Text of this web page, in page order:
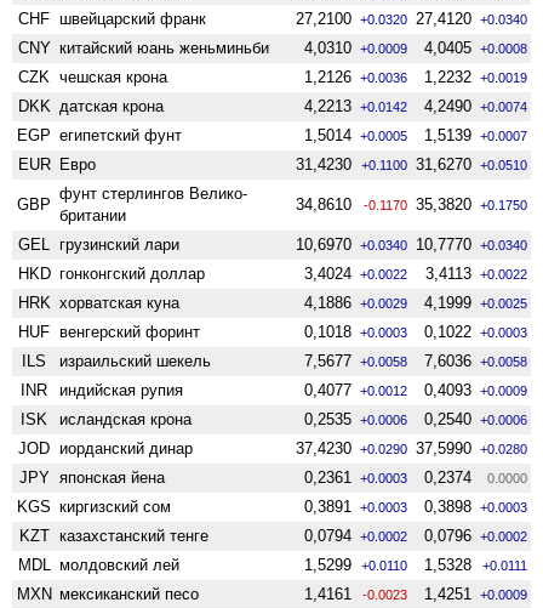
CHF швейцарский франк 27,2100 +0.0320 27,4120 +0.0340
CNY китайский юань женьминьби 4,0310 +0.0009 4,0405 +0.0008
CZK чешская крона 1,2126 +0.0036 1,2232 +0.0019
DKK датская крона 4,2213 +0.0142 4,2490 +0.0074
EGP египетский фунт 1,5014 +0.0005 1,5139 +0.0007
EUR Евро 31,4230 +0.1100 31,6270 +0.0510
GBP
фунт стерлингов Велико­
британии
34,8610 -0.1170 35,3820 +0.1750
GEL грузинский лари 10,6970 +0.0340 10,7770 +0.0340
HKD гонконгский доллар 3,4024 +0.0022 3,4113 +0.0022
HRK хорватская куна 4,1886 +0.0029 4,1999 +0.0025
HUF венгерский форинт 0,1018 +0.0003 0,1022 +0.0003
ILS израильский шекель 7,5677 +0.0058 7,6036 +0.0058
INR индийская рупия 0,4077 +0.0012 0,4093 +0.0009
ISK исландская крона 0,2535 +0.0006 0,2540 +0.0006
JOD иорданский динар 37,4230 +0.0290 37,5990 +0.0280
JPY японская йена 0,2361 +0.0003 0,2374 0.0000
KGS киргизский сом 0,3891 +0.0003 0,3898 +0.0003
KZT казахстанский тенге 0,0794 +0.0002 0,0796 +0.0002
MDL молдовский лей 1,5299 +0.0110 1,5328 +0.0111
MXN мексиканский песо 1,4161 -0.0023 1,4251 +0.0009